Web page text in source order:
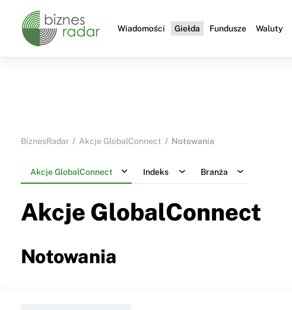
Wiadomości Giełda Fundusze Waluty
BiznesRadar Akcje GlobalConnect Notowania
Akcje GlobalConnect Indeks Branża
Akcje GlobalConnect
Notowania